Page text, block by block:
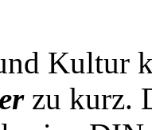
Kultur
zu kurz.